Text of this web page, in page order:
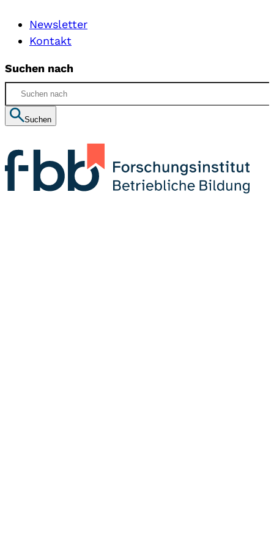
Newsletter
Kontakt
Suchen nach
Suchen